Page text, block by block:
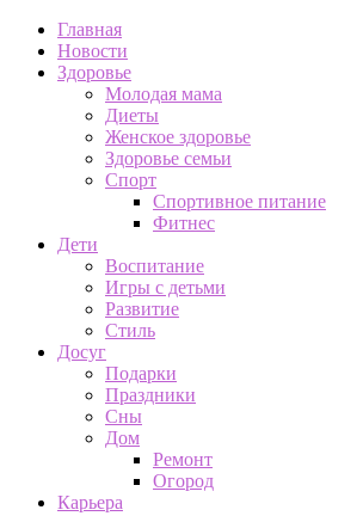
Главная
Новости
Здоровье
Молодая мама
Диеты
Женское здоровье
Здоровье семьи
Спорт
Спортивное питание
Фитнес
Дети
Воспитание
Игры с детьми
Развитие
Стиль
Досуг
Подарки
Праздники
Сны
Дом
Ремонт
Огород
Карьера